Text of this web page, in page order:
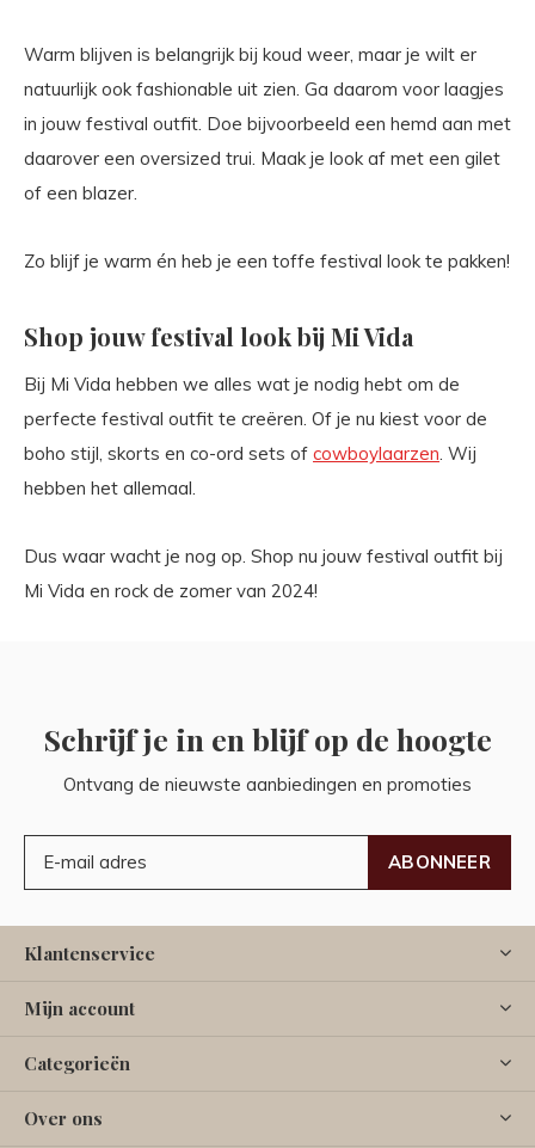
Warm blijven is belangrijk bij koud weer, maar je wilt er
natuurlijk ook fashionable uit zien. Ga daarom voor laagjes
in jouw festival outfit. Doe bijvoorbeeld een hemd aan met
daarover een oversized trui. Maak je look af met een gilet
of een blazer.
Zo blijf je warm én heb je een toffe festival look te pakken!
Shop jouw festival look bij Mi Vida
Bij Mi Vida hebben we alles wat je nodig hebt om de
perfecte festival outfit te creëren. Of je nu kiest voor de
boho stijl, skorts en co-ord sets of cowboylaarzen . Wij
hebben het allemaal.
Dus waar wacht je nog op. Shop nu jouw festival outfit bij
Mi Vida en rock de zomer van 2024!
Schrijf je in en blijf op de hoogte
Ontvang de nieuwste aanbiedingen en promoties
ABONNEER
Klantenservice
Mijn account
Categorieën
Over ons